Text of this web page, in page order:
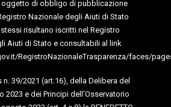
oggetto di obbligo di pubblicazione
Nazionale degli Aiuti di Stato
risultano iscritti nel Registro
Aiuti di Stato e consultabili al link
RegistroNazionaleTrasparenza/faces/
39/2021 (art.16), della Delibera del
2023 e dei Principi dell’Osservatorio